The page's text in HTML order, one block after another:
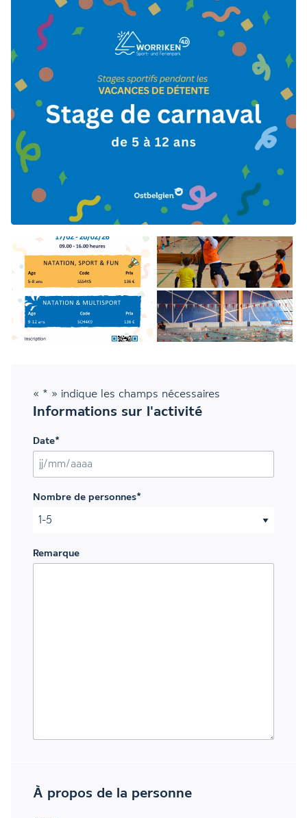
« * » indique les champs nécessaires
Informations sur l'activité
Date*
JJ slash MM slash AAAA
Nombre de personnes*
Remarque
À propos de la personne